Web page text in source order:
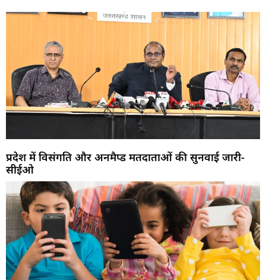
प्रदेश में विसंगति और अनमैप्ड मतदाताओं की सुनवाई जारी-
सीईओ